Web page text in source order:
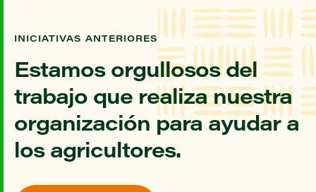
INICIATIVAS ANTERIORES
Estamos orgullosos del
trabajo que realiza nuestra
organización para ayudar a
los agricultores.